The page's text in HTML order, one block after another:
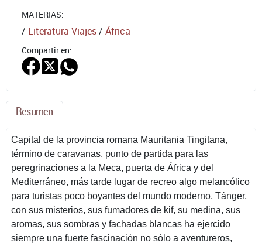
MATERIAS:
/ Literatura Viajes/ África
Compartir en:
Resumen
Capital de la provincia romana Mauritania Tingitana,
término de caravanas, punto de partida para las
peregrinaciones a la Meca, puerta de África y del
Mediterráneo, más tarde lugar de recreo algo melancólico
para turistas poco boyantes del mundo moderno, Tánger,
con sus misterios, sus fumadores de kif, su medina, sus
aromas, sus sombras y fachadas blancas ha ejercido
siempre una fuerte fascinación no sólo a aventureros,